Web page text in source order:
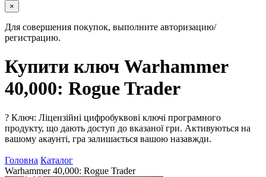
×
Для совершения покупок, выполните авторизацию/
регистрацию.
Купити ключ Warhammer
40,000: Rogue Trader
? Ключ: Ліцензійні цифробуквові ключі програмного
продукту, що дають доступ до вказаної гри. Активуються на
вашому акаунті, гра залишається вашою назавжди.
Головна Каталог
Warhammer 40,000: Rogue Trader